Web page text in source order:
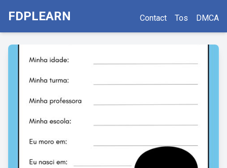
FDPLEARN Contact Tos DMCA